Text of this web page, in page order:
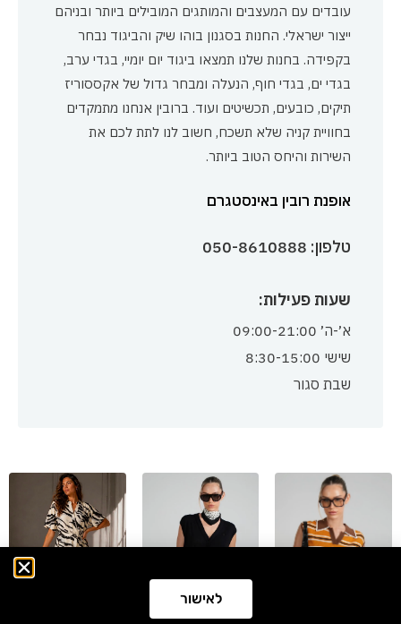
עובדים עם המעצבים והמותגים המובילים ביותר ובניהם
ייצור ישראלי. החנות בסגנון בוהו שיק והביגוד נבחר
בקפידה. בחנות שלנו תמצאו ביגוד יום יומיי, בגדי ערב,
בגדי ים, בגדי חוף, הנעלה ומבחר גדול של אקססוריז
תיקים, כובעים, תכשיטים ועוד. ברובין אנחנו מתמקדים
בחוויית קניה שלא תשכח, חשוב לנו לתת לכם את
השירות והיחס הטוב ביותר.
אופנת רובין באינסטגרם
טלפון: 050-8610888
שעות פעילות:
א׳-ה׳ 09:00-21:00
שישי 8:30-15:00
שבת סגור
לאישור